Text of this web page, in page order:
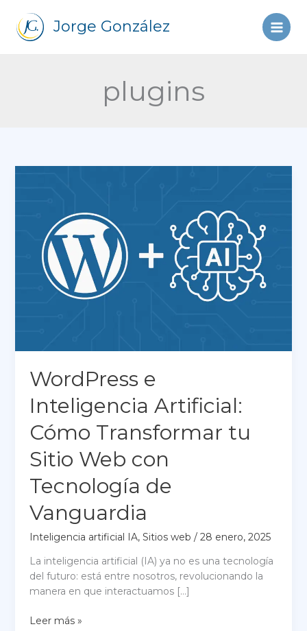
contenido
Jorge González
plugins
WordPress e
Inteligencia Artificial:
Cómo Transformar tu
Sitio Web con
Tecnología de
Vanguardia
Inteligencia artificial IA, Sitios web / 28 enero, 2025
La inteligencia artificial (IA) ya no es una tecnología
del futuro: está entre nosotros, revolucionando la
manera en que interactuamos […]
WordPress
Leer más »